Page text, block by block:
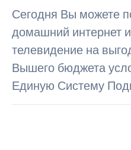
Сегодня Вы можете
домашний интернет
телевидение на
Вышего бюджета
Единую Систему